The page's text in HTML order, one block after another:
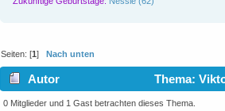
Seiten: [1] Nach unten
Autor Thema:
0 Mitglieder und 1 Gast betrachten dieses Thema.